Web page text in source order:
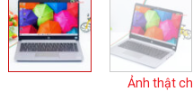
Ảnh thật